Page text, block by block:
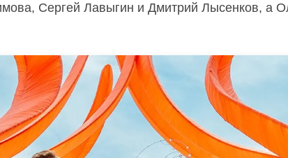
Сергей Лавыгин и Дмитрий Лысенков, а